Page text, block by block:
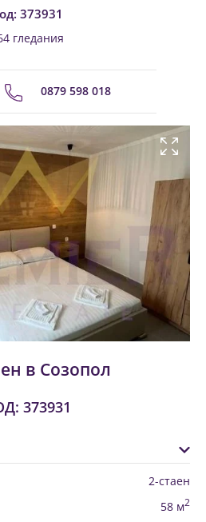
373931
гледания
0879 598 018
в Созопол
373931
2-стаен
58 м2